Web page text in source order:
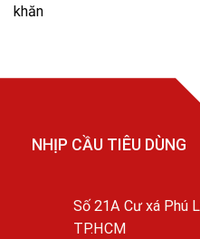
khăn
NHỊP CẦU TIÊU DÙNG
Số 21A Cư xá Phú
TP.HCM